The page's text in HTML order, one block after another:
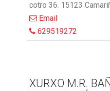
cotro 36. 15123
Email
629519272
XURXO M.R.